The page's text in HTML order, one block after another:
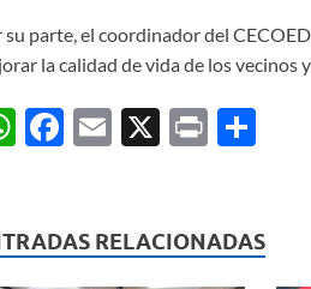
su parte, el coordinador del
la calidad de vida de los vecinos
W
s
F
b
E X P C
p
RELACIONADAS